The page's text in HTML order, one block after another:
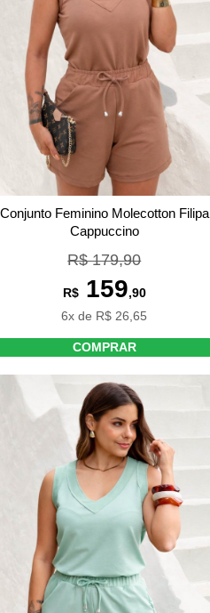
Conjunto Feminino Molecotton Filipa
Cappuccino
R$ 179,90
R$159,90
6x de R$ 26,65
COMPRAR